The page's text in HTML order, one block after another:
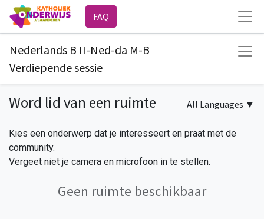
FAQ
Nederlands B II-Ned-da M-B
Verdiepende sessie
Word lid van een ruimte All Languages ▼
Kies een onderwerp dat je interesseert en praat met de
community.
Vergeet niet je camera en microfoon in te stellen.
Geen ruimte beschikbaar